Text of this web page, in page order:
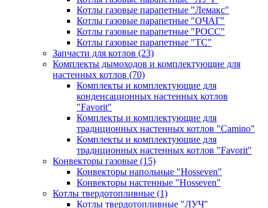
Котлы газовые парапетные "Лемакс"
Котлы газовые парапетные "ОЧАГ"
Котлы газовые парапетные "РОСС"
Котлы газовые парапетные "ТС"
Запчасти для котлов (23)
Комплекты дымоходов и комплектующие для
настенных котлов (70)
Комплекты и комплектующие для
конденсационных настенных котлов
"Favorit"
Комплекты и комплектующие для
традиционных настенных котлов "Camino"
Комплекты и комплектующие для
традиционных настенных котлов "Favorit"
Конвекторы газовые (15)
Конвекторы напольные "Hosseven"
Конвекторы настенные "Hosseven"
Котлы твердотопливные (1)
Котлы твердотопливные "ЛУЧ"